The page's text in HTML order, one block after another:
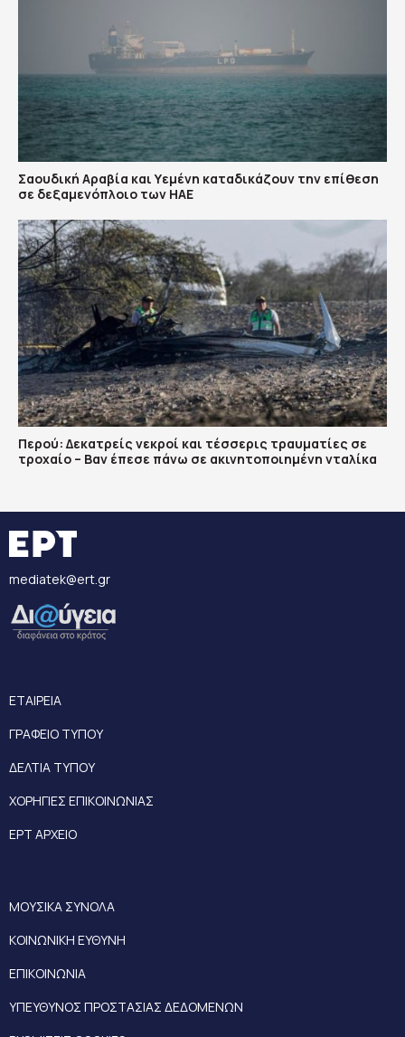
Σαουδική Αραβία και Υεμένη καταδικάζουν την επίθεση
σε δεξαμενόπλοιο των ΗΑΕ
Περού: Δεκατρείς νεκροί και τέσσερις τραυματίες σε
τροχαίο – Βαν έπεσε πάνω σε ακινητοποιημένη νταλίκα
mediatek@ert.gr
ΕΤΑΙΡΕΙΑ
ΓΡΑΦΕΙΟ ΤΥΠΟΥ
ΔΕΛΤΙΑ ΤΥΠΟΥ
ΧΟΡΗΓΙΕΣ ΕΠΙΚΟΙΝΩΝΙΑΣ
ΕΡΤ ΑΡΧΕΙΟ
ΜΟΥΣΙΚΑ ΣΥΝΟΛΑ
ΚΟΙΝΩΝΙΚΗ ΕΥΘΥΝΗ
ΕΠΙΚΟΙΝΩΝΙΑ
ΥΠΕΥΘΥΝΟΣ ΠΡΟΣΤΑΣΙΑΣ ΔΕΔΟΜΕΝΩΝ